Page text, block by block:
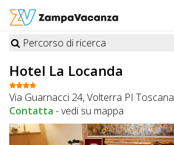
STRUTTURE
A
DOG
Percorso di ricerca
Hotel La Locanda
Via Guarnacci 24, Volterra PI Toscana
Contatta -vedi su mappa